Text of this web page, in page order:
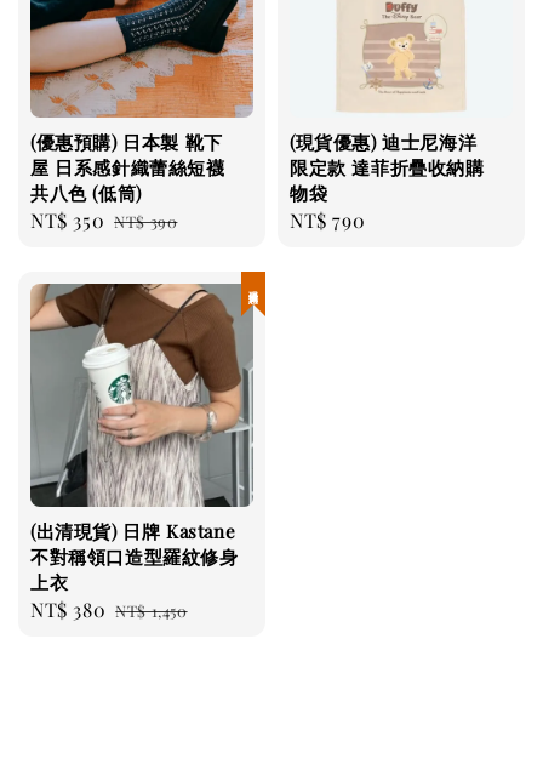
(優惠預購) 日本製 靴下
屋 日系感針織蕾絲短襪
共八色 (低筒)
Sale
NT$ 350 Regular
NT$ 390
(現貨優惠) 迪士尼海洋
限定款 達菲折疊收納購
物袋
Regular
NT$ 790
(出清現貨) 日牌 Kastane
不對稱領口造型羅紋修身
上衣
Sale
NT$ 380 Regular
NT$ 1,450